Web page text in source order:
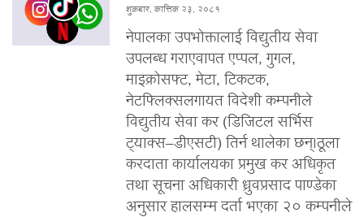
शुक्रबार, कात्तिक २३, २०८१
नेपालका उपभोक्तालाई विद्युतीय सेवा
उपलब्ध गराएवापत एप्पल, गुगल,
माइक्रोसफ्ट, मेटा, टिकटक,
नेटफ्लिक्सलगायत विदेशी कम्पनीले
विद्युतीय सेवा कर (डिजिटल सर्भिस
ट्याक्स–डीएसटी) तिर्न थालेका छन्।ठूला
करदाता कार्यालयका प्रमुख कर अधिकृत
तथा सूचना अधिकारी ध्रुवप्रसाद पाण्डेका
अनुसार हालसम्म दर्ता भएका २० कम्पनीले